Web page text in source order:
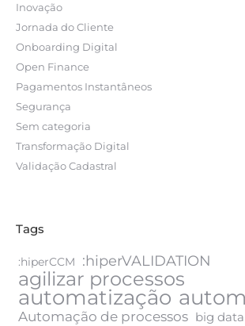
Inovação
Jornada do Cliente
Onboarding Digital
Open Finance
Pagamentos Instantâneos
Segurança
Sem categoria
Transformação Digital
Validação Cadastral
Tags
:hiperCCM :hiperVALIDATION
agilizar processos
automatização
Automação de processos big data